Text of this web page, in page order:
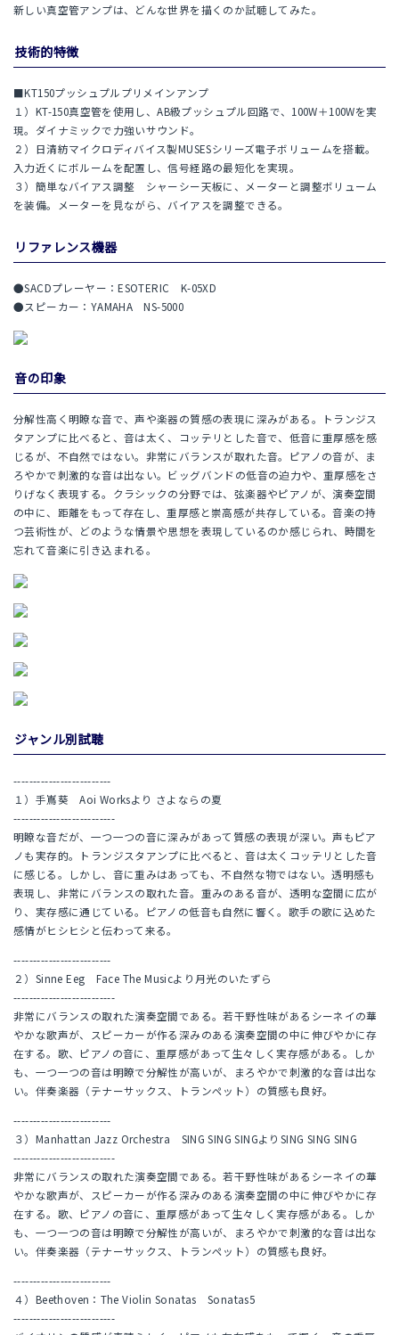
新しい真空管アンプは、どんな世界を描くのか試聴してみた。
技術的特徴
■KT150プッシュプルプリメインアンプ
１）KT-150真空管を使用し、AB級プッシュプル回路で、100W＋100Wを実
現。ダイナミックで力強いサウンド。
２）日清紡マイクロディバイス製MUSESシリーズ電子ボリュームを搭載。
入力近くにボルームを配置し、信号経路の最短化を実現。
３）簡単なバイアス調整 シャーシー天板に、メーターと調整ボリューム
を装備。メーターを見ながら、バイアスを調整できる。
リファレンス機器
●SACDプレーヤー：ESOTERIC K-05XD
●スピーカー：YAMAHA NS-5000
音の印象
分解性高く明瞭な音で、声や楽器の質感の表現に深みがある。トランジス
タアンプに比べると、音は太く、コッテリとした音で、低音に重厚感を感
じるが、不自然ではない。非常にバランスが取れた音。ピアノの音が、ま
ろやかで刺激的な音は出ない。ビッグバンドの低音の迫力や、重厚感をさ
りげなく表現する。クラシックの分野では、弦楽器やピアノが、演奏空間
の中に、距離をもって存在し、重厚感と崇高感が共存している。音楽の持
つ芸術性が、どのような情景や思想を表現しているのか感じられ、時間を
忘れて音楽に引き込まれる。
ジャンル別試聴
-------------------------
１）手嶌葵 Aoi Worksより さよならの夏
--------------------------
明瞭な音だが、一つ一つの音に深みがあって質感の表現が深い。声もピア
ノも実存的。トランジスタアンプに比べると、音は太くコッテリとした音
に感じる。しかし、音に重みはあっても、不自然な物ではない。透明感も
表現し、非常にバランスの取れた音。重みのある音が、透明な空間に広が
り、実存感に通じている。ピアノの低音も自然に響く。歌手の歌に込めた
感情がヒシヒシと伝わって来る。
-------------------------
２）Sinne Eeg Face The Musicより月光のいたずら
--------------------------
非常にバランスの取れた演奏空間である。若干野性味があるシーネイの華
やかな歌声が、スピーカーが作る深みのある演奏空間の中に伸びやかに存
在する。歌、ピアノの音に、重厚感があって生々しく実存感がある。しか
も、一つ一つの音は明瞭で分解性が高いが、まろやかで刺激的な音は出な
い。伴奏楽器（テナーサックス、トランペット）の質感も良好。
-------------------------
３）Manhattan Jazz Orchestra SING SING SINGよりSING SING SING
--------------------------
非常にバランスの取れた演奏空間である。若干野性味があるシーネイの華
やかな歌声が、スピーカーが作る深みのある演奏空間の中に伸びやかに存
在する。歌、ピアノの音に、重厚感があって生々しく実存感がある。しか
も、一つ一つの音は明瞭で分解性が高いが、まろやかで刺激的な音は出な
い。伴奏楽器（テナーサックス、トランペット）の質感も良好。
-------------------------
４）Beethoven：The Violin Sonatas Sonatas5
--------------------------